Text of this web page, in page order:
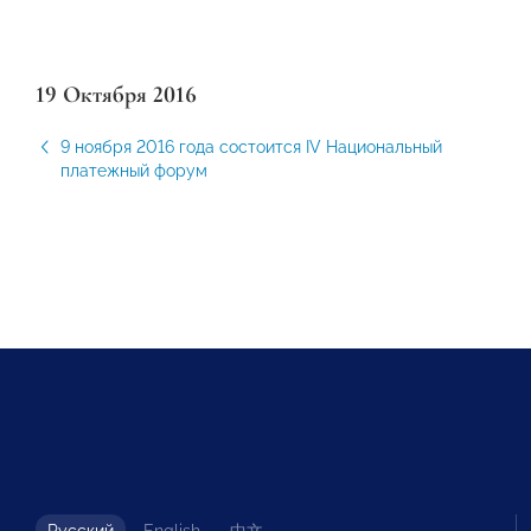
19 Октября 2016
9 ноября 2016 года состоится IV Национальный
платежный форум